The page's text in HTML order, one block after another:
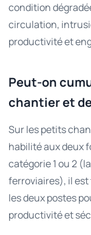
condition
circulation,
productivité et
Peut-on
chantier et de
Sur les petits
habilité aux deux
catégorie 1 ou 2
ferroviaires), il est
les deux postes
productivité et